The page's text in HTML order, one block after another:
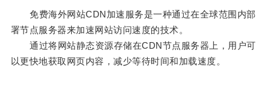
免费海外网站CDN加速服务是一种通过在全球范围内部
署节点服务器来加速网站访问速度的技术。
通过将网站静态资源存储在CDN节点服务器上，用户可
以更快地获取网页内容，减少等待时间和加载速度。